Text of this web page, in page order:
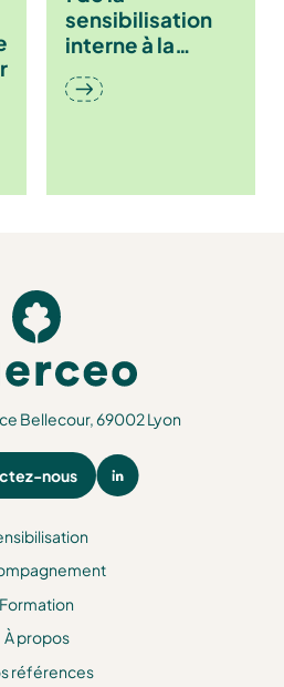
sensibilisation
interne à la
mobilisation
mondiale : la
Bellecour, 69002 Lyon
nous
Formation
À propos
références